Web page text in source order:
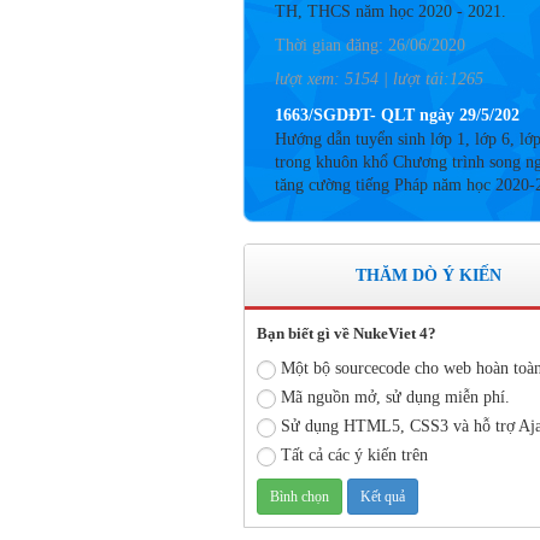
Thời gian đăng: 26/06/2020
lượt xem: 5154 | lượt tải:1265
1663/SGDĐT- QLT ngày 29/5/202
trong khuôn khổ Chương trình song
tăng cường tiếng Pháp năm học 2020-
Thời gian đăng: 26/06/2020
lượt xem: 4185 | lượt tải:757
KẾ HOẠCH BỒI DƯỠNG VÀ PHÁT
Thời gian đăng: 11/06/2020
lượt xem: 8575 | lượt tải:2797
Số: 03 /KH-THVY ngày 17/9�
KẾ HOẠCH CÔNG TÁC KIỂM TRA
BỘ NĂM HỌC 2019– 2020
Thời gian đăng: 11/06/2020
lượt xem: 11747 | lượt tải:671
THĂM DÒ Ý KIẾN
Bạn biết gì về NukeViet 4?
Một bộ sourcecode cho web hoàn
Mã nguồn mở, sử dụng miễn phí.
Sử dụng HTML5, CSS3 và hỗ trợ
Tất cả các ý kiến trên